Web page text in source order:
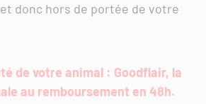
donc hors de portée de votre
de votre animal : Goodflair, la
au remboursement en 48h.